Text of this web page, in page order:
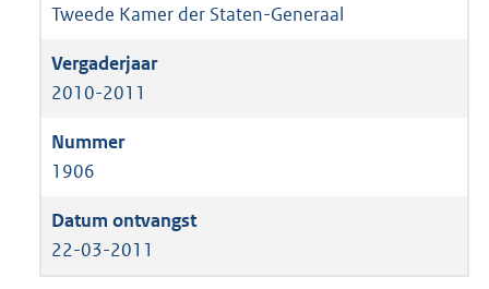
Tweede Kamer der Staten-Generaal
2010-2011
1906
22-03-2011